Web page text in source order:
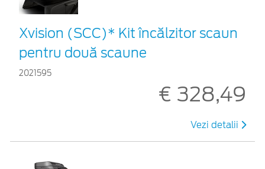
Xvision (SCC)* Kit încălzitor scaun
pentru două scaune
2021595
€ 328,49
Vezi detalii